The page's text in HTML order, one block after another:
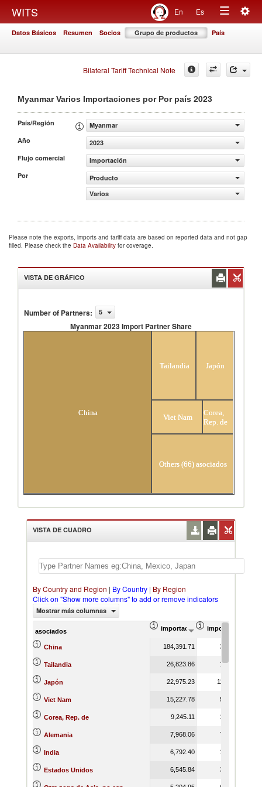
WITS En Es
Toggle
Datos Básicos Resumen Socios Grupo de productos País
Bilateral Tariff Technical Note
Myanmar Varios Importaciones por Por país 2023
País/Región
Myanmar
Año
2023
Flujo comercial
Importación
Por
Producto
Varios
Please note the exports, imports and tariff data are based on reported data and not gap
filled. Please check the Data Availability for coverage.
VISTA DE GRÁFICO
Number of Partners: 5
Myanmar 2023 Import Partner Share
China
Tailandia Japón
Viet Nam
Corea,
Rep. de
Others (66) asociados
VISTA DE CUADRO
By Country and Region | By Country | By Region
Click on "Show more columns" to add or remove indicators
Mostrar más columnas
asociados importación Valor del comercio
importación
China 184,391.71 3.62
Tailandia 26,823.86 1.28
Japón 22,975.23 11.57
Viet Nam 15,227.78 5.19
Corea, Rep. de 9,245.11 1.67
Alemania 7,968.06 7.43
India 6,792.40 1.52
Estados Unidos 6,545.84 3.73